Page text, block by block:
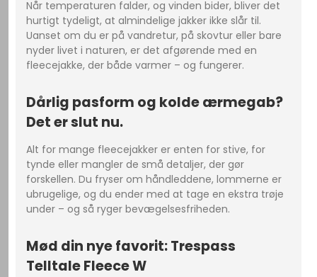
Når temperaturen falder, og vinden bider, bliver det
hurtigt tydeligt, at almindelige jakker ikke slår til.
Uanset om du er på vandretur, på skovtur eller bare
nyder livet i naturen, er det afgørende med en
fleecejakke, der både varmer – og fungerer.
Dårlig pasform og kolde ærmegab?
Det er slut nu.
Alt for mange fleecejakker er enten for stive, for
tynde eller mangler de små detaljer, der gør
forskellen. Du fryser om håndleddene, lommerne er
ubrugelige, og du ender med at tage en ekstra trøje
under – og så ryger bevægelsesfriheden.
Mød din nye favorit: Trespass
Telltale Fleece W